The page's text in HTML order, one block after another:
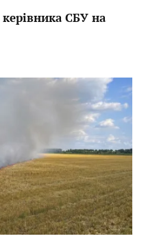
СБУ на